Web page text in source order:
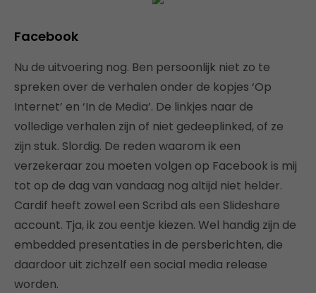
Facebook
Nu de uitvoering nog. Ben persoonlijk niet zo te
spreken over de verhalen onder de kopjes ‘Op
Internet’ en ‘In de Media’. De linkjes naar de
volledige verhalen zijn of niet gedeeplinked, of ze
zijn stuk. Slordig. De reden waarom ik een
verzekeraar zou moeten volgen op Facebook is mij
tot op de dag van vandaag nog altijd niet helder.
Cardif heeft zowel een Scribd als een Slideshare
account. Tja, ik zou eentje kiezen. Wel handig zijn de
embedded presentaties in de persberichten, die
daardoor uit zichzelf een social media release
worden.